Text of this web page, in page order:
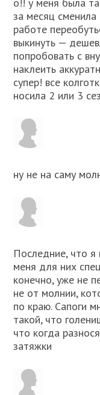
за месяц
работе
выкинуть —
попробовать с
наклеить
супер! все
носила 2 или 3
ну не на саму
Последние, что я
меня для них
конечно, уже не
не от молнии,
по краю. Сапоги
такой, что
что когда
затяжки